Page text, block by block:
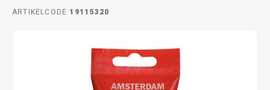
ARTIKELCODE 19115320